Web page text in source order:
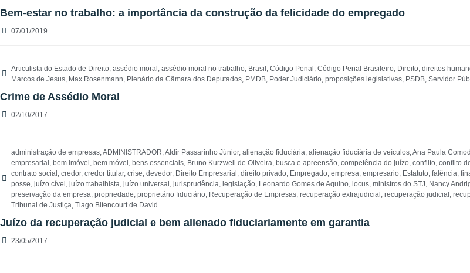
Bem-estar no trabalho: a importância da construção da felicidade do empregado
07/01/2019
Articulista do Estado de Direito, assédio moral , assédio moral no trabalho, Brasil , Código Penal , Código Penal Brasileiro, Direito, direitos
Marcos de Jesus, Max Rosenmann, Plenário da Câmara dos Deputados, PMDB, Poder Judiciário, proposições legislativas, PSDB, Servidor
Crime de Assédio Moral
02/10/2017
administração de empresas,ADMINISTRADOR,Aldir Passarinho Júnior, alienação fiduciária, alienação fiduciária de veículos,Ana Paula
empresarial , bem imóvel , bem móvel , bens essenciais, Bruno Kurzweil de Oliveira, busca e apreensão, competência do juízo, conflito, conflito
contrato social , credor, credor titular, crise, devedor, Direito Empresarial , direito privado, Empregado, empresa, empresario, Estatuto, falência,
posse, juízo cível , juízo trabalhista, juízo universal , jurisprudência, legislação, Leonardo Gomes de Aquino, locus, ministros do STJ, Nancy
preservação da empresa, propriedade, proprietário fiduciário, Recuperação de Empresas, recuperação extrajudicial , recuperação judicial ,
Tribunal de Justiça, Tiago Bitencourt de David
Juízo da recuperação judicial e bem alienado fiduciariamente em garantia
23/05/2017